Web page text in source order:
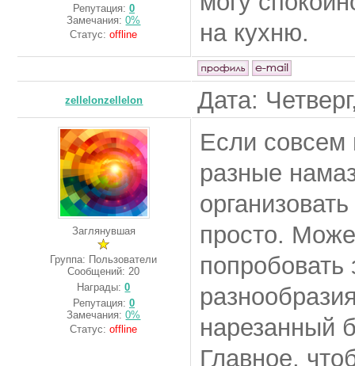
Репутация: 0
Замечания:0%
Статус:offline
на кухню.
zellelonzellelon Дата:
Заглянувшая
Группа: Пользователи
Сообщений: 20
Награды:0
Репутация: 0
Замечания:0%
Статус:offline
Если совсем
разные
просто.
попробовать
нарезанный
Главное,